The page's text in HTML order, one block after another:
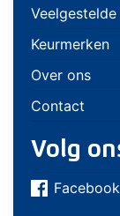
Keurmerken
Over ons
Contact
Volg
Facebook